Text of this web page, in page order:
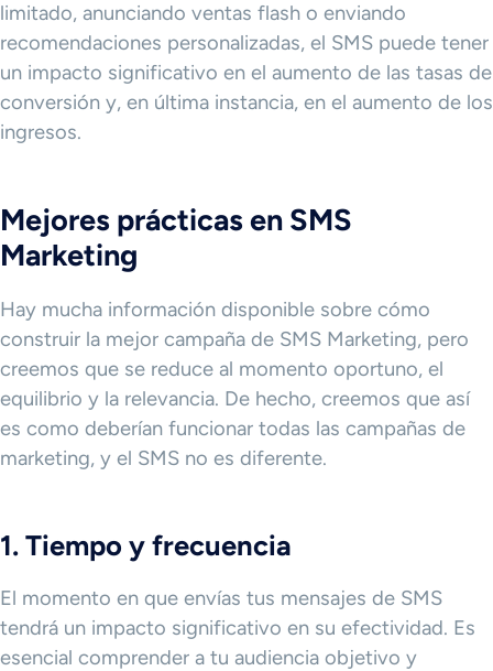
limitado, anunciando ventas flash o enviando
recomendaciones personalizadas, el SMS puede tener
un impacto significativo en el aumento de las tasas de
conversión y, en última instancia, en el aumento de los
ingresos.
Mejores prácticas en SMS
Marketing
Hay mucha información disponible sobre cómo
construir la mejor campaña de SMS Marketing, pero
creemos que se reduce al momento oportuno, el
equilibrio y la relevancia. De hecho, creemos que así
es como deberían funcionar todas las campañas de
marketing, y el SMS no es diferente.
1. Tiempo y frecuencia
El momento en que envías tus mensajes de SMS
tendrá un impacto significativo en su efectividad. Es
esencial comprender a tu audiencia objetivo y